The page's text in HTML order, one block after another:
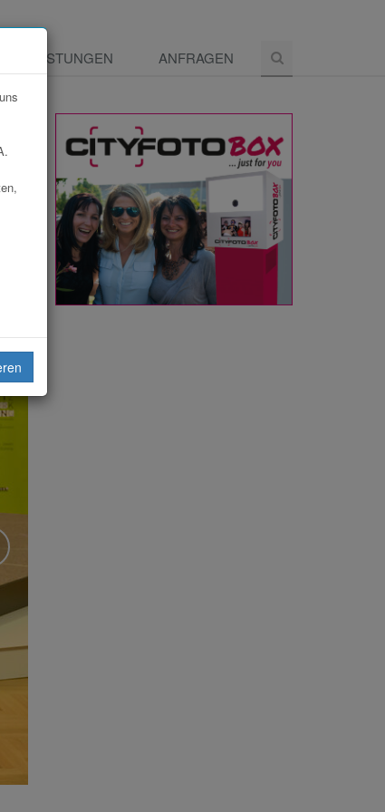
LEISTUNGEN ANFRAGEN